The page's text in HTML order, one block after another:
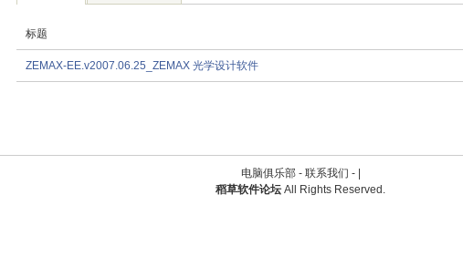
标题
ZEMAX-EE.v2007.06.25_ZEMAX 光学设计软件
电脑俱乐部 - 联系我们 -
稻草软件论坛 All Rights Reserved.